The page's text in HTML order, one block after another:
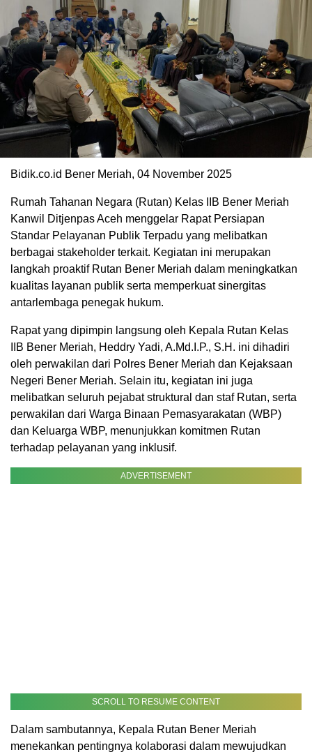
Bidik.co.id Bener Meriah, 04 November 2025
Rumah Tahanan Negara (Rutan) Kelas IIB Bener Meriah
Kanwil Ditjenpas Aceh menggelar Rapat Persiapan
Standar Pelayanan Publik Terpadu yang melibatkan
berbagai stakeholder terkait. Kegiatan ini merupakan
langkah proaktif Rutan Bener Meriah dalam meningkatkan
kualitas layanan publik serta memperkuat sinergitas
antarlembaga penegak hukum.
Rapat yang dipimpin langsung oleh Kepala Rutan Kelas
IIB Bener Meriah, Heddry Yadi, A.Md.I.P., S.H. ini dihadiri
oleh perwakilan dari Polres Bener Meriah dan Kejaksaan
Negeri Bener Meriah. Selain itu, kegiatan ini juga
melibatkan seluruh pejabat struktural dan staf Rutan, serta
perwakilan dari Warga Binaan Pemasyarakatan (WBP)
dan Keluarga WBP, menunjukkan komitmen Rutan
terhadap pelayanan yang inklusif.
ADVERTISEMENT
SCROLL TO RESUME CONTENT
Dalam sambutannya, Kepala Rutan Bener Meriah
menekankan pentingnya kolaborasi dalam mewujudkan